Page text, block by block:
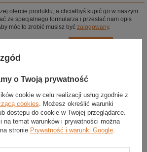
ofercie produktu, a chciałbyś kupić go w naszym
ze specjalnego formularza i przesłać nam opis
móc to zrobić musisz być zalogowany.
o Twoją prywatność
cookie w celu realizacji usług zgodnie z
cookies . Możesz określić warunki
dostępu do cookie w Twojej przeglądarce.
na temat warunków i prywatności można
stronie Prywatność i warunki Google